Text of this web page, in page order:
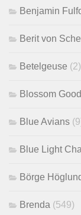
Benjamin
Berit von
Betelgeuse (2)
Blossom
Blue Avians
Blue Light
Börge
Brenda (549)